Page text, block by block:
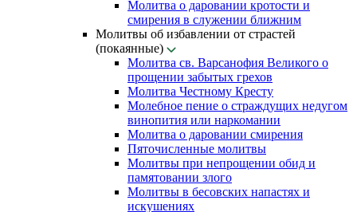
Молитва о даровании кротости и
смирения в служении ближним
Молитвы об избавлении от страстей
(покаянные)
Молитва св. Варсанофия Великого о
прощении забытых грехов
Молитва Честному Кресту
Молебное пение о страждущих недугом
винопития или наркомании
Молитва о даровании смирения
Пяточисленные молитвы
Молитвы при непрощении обид и
памятовании злого
Молитвы в бесовских напастях и
искушениях